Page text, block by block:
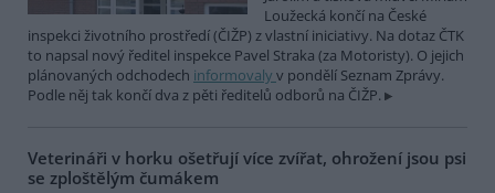
Loužecká končí na České
inspekci životního prostředí (ČIŽP) z vlastní iniciativy. Na dotaz ČTK
to napsal nový ředitel inspekce Pavel Straka (za Motoristy). O jejich
plánovaných odchodech informovaly v pondělí Seznam Zprávy.
Podle něj tak končí dva z pěti ředitelů odborů na ČIŽP.
Veterináři v horku ošetřují více zvířat, ohrožení jsou psi
se zploštělým čumákem